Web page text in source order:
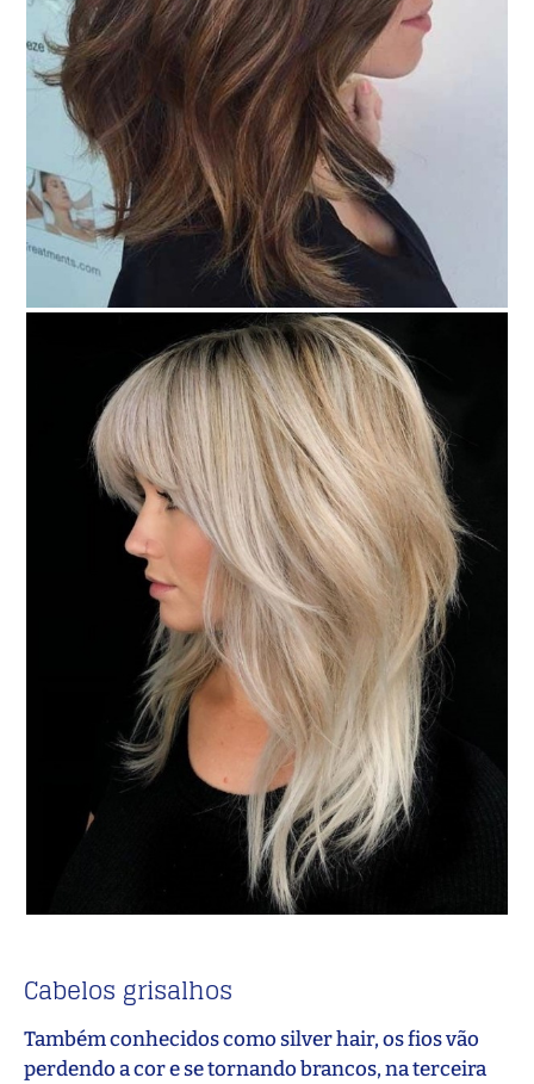
Cabelos grisalhos
Também conhecidos como silver hair, os fios vão
perdendo a cor e se tornando brancos, na terceira